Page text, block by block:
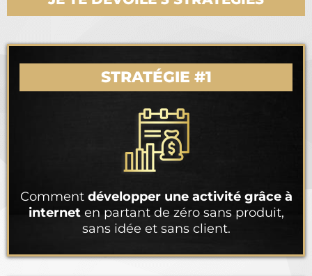
STRATÉGIE #1
Comment développer une activité grâce à
interneten partant de zéro sans produit,
sans idée et sans client.